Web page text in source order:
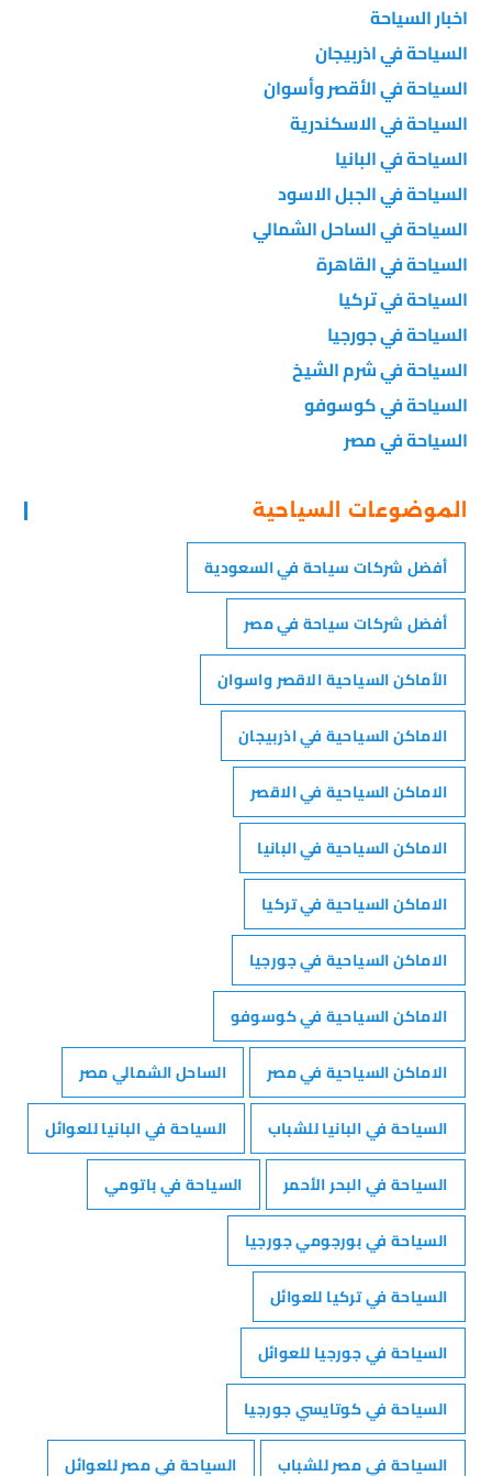
اخبار السياحة
السياحة في اذربيجان
السياحة في الأقصر وأسوان
السياحة في الاسكندرية
السياحة في البانيا
السياحة في الجبل الاسود
السياحة في الساحل الشمالي
السياحة في القاهرة
السياحة في تركيا
السياحة في جورجيا
السياحة في شرم الشيخ
السياحة في كوسوفو
السياحة في مصر
الموضوعات السياحية
أفضل شركات سياحة في السعودية
أفضل شركات سياحة في مصر
الأماكن السياحية الاقصر واسوان
الاماكن السياحية في اذربيجان
الاماكن السياحية في الاقصر
الاماكن السياحية في البانيا
الاماكن السياحية في تركيا
الاماكن السياحية في جورجيا
الاماكن السياحية في كوسوفو
الاماكن السياحية في مصر
الساحل الشمالي مصر
السياحة في البانيا للشباب
السياحة في البانيا للعوائل
السياحة في البحر الأحمر
السياحة في باتومي
السياحة في بورجومي جورجيا
السياحة في تركيا للعوائل
السياحة في جورجيا للعوائل
السياحة في كوتايسي جورجيا
السياحة في مصر للشباب
السياحة في مصر للعوائل